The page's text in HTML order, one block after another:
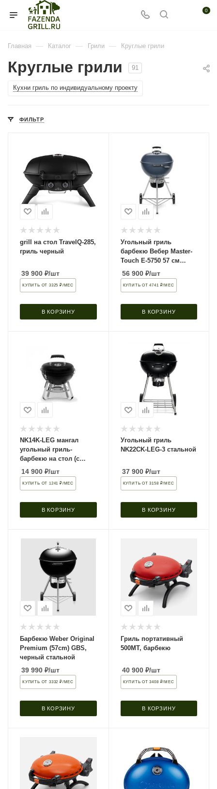
0
Главная — Каталог — Грили — Круглые грили
Круглые грили 91
Кухни гриль по индивидуальному проекту
ФИЛЬТР
grill на стол TravelQ-285,
гриль черный
39 900 ₽/шт
КУПИТЬ ОТ 3325 ₽/МЕС
В КОРЗИНУ
Угольный гриль
барбекю Вебер Master-
Touch E-5750 57 см
туманно-серый
уличный
56 900₽/шт
КУПИТЬ ОТ 4741 ₽/МЕС
В КОРЗИНУ
NK14K-LEG мангал
угольный гриль-
барбекю на стол (с
подставкой)
14 900 ₽/шт
КУПИТЬ ОТ 1241 ₽/МЕС
В КОРЗИНУ
Угольный гриль
NK22CK-LEG-3 стальной
37 900₽/шт
КУПИТЬ ОТ 3158 ₽/МЕС
В КОРЗИНУ
Барбекю Weber Original
Premium (57cm) GBS,
черный стальной
39 990 ₽/шт
КУПИТЬ ОТ 3332 ₽/МЕС
В КОРЗИНУ
Гриль портативный
500MT, барбекю
40 900₽/шт
КУПИТЬ ОТ 3408 ₽/МЕС
В КОРЗИНУ